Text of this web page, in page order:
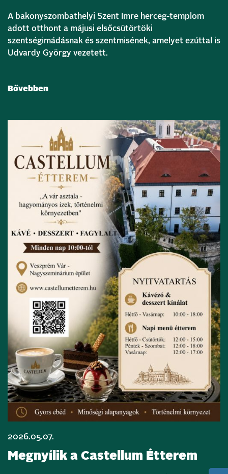
A bakonyszombathelyi Szent Imre herceg-templom
adott otthont a májusi elsőcsütörtöki
szentségimádásnak és szentmisének, amelyet ezúttal is
Udvardy György vezetett.
Bővebben
2026.05.07.
Megnyílik a Castellum Étterem